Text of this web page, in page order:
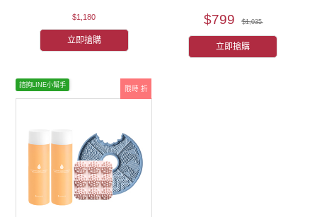
$1,180
立即搶購
$799 $1,035
立即搶購
限時 折
諮詢LINE小幫手